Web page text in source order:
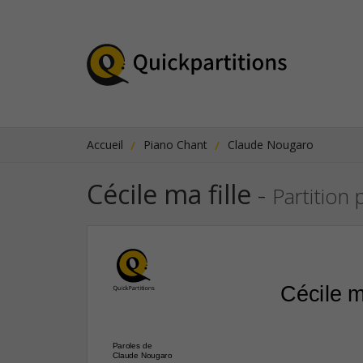
Accueil Piano Chant Claude Nougaro
Cécile ma fille - Partition
Cécile
Paroles de
Claude Nougaro